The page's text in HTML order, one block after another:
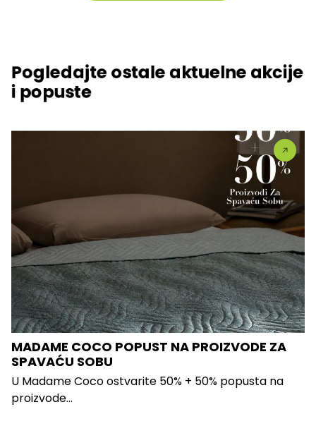
Pogledajte ostale aktuelne akcije
i popuste
MADAME COCO POPUST NA PROIZVODE ZA
SPAVAĆU SOBU
U Madame Coco ostvarite 50% + 50% popusta na
proizvode...